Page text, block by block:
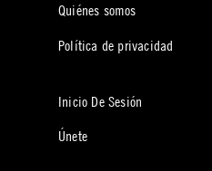
Quiénes somos
Política de privacidad
Inicio De Sesión
Únete